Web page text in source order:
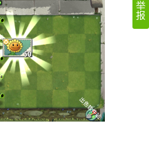
举
报